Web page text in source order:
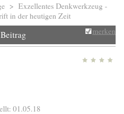
> Exzellentes Denkwerkzeug -
in der heutigen Zeit
Beitrag merken
01.05.18